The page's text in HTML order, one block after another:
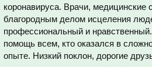
коронавируса. Врачи,
благородным делом исцеления
профессиональный и
помощь всем, кто оказался в
опыте. Низкий поклон, дорогие